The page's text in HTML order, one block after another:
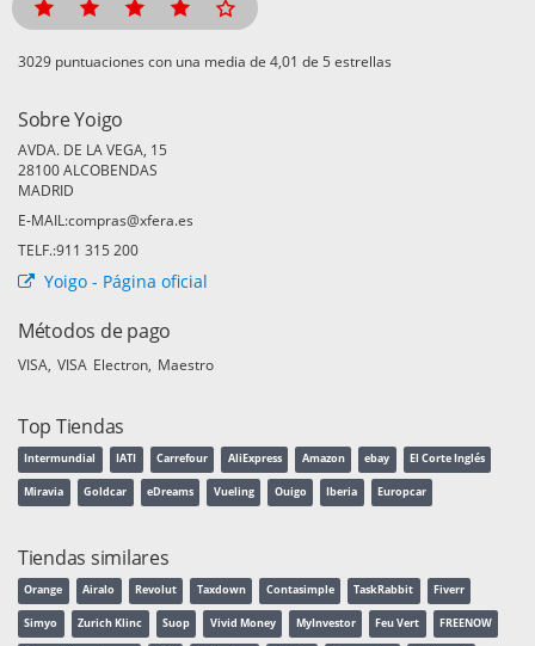
puntuaciones con una media de de 5 estrellas
Sobre Yoigo
AVDA. DE LA VEGA, 15
28100 ALCOBENDAS
MADRID
E-MAIL:compras@xfera.es
TELF.:911 315 200
Yoigo - Página oficial
Métodos de pago
VISA VISA Electron Maestro
Top Tiendas
Intermundial IATI Carrefour AliExpress Amazon ebay El Corte Inglés
Miravia Goldcar eDreams Vueling Ouigo Iberia Europcar
Tiendas similares
Orange Airalo Revolut Taxdown Contasimple TaskRabbit Fiverr
Simyo Zurich Klinc Suop Vivid Money MyInvestor Feu Vert FREENOW